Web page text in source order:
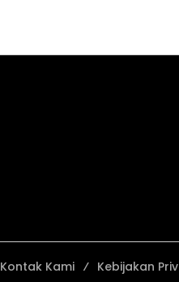
Kontak Kami Kebijakan